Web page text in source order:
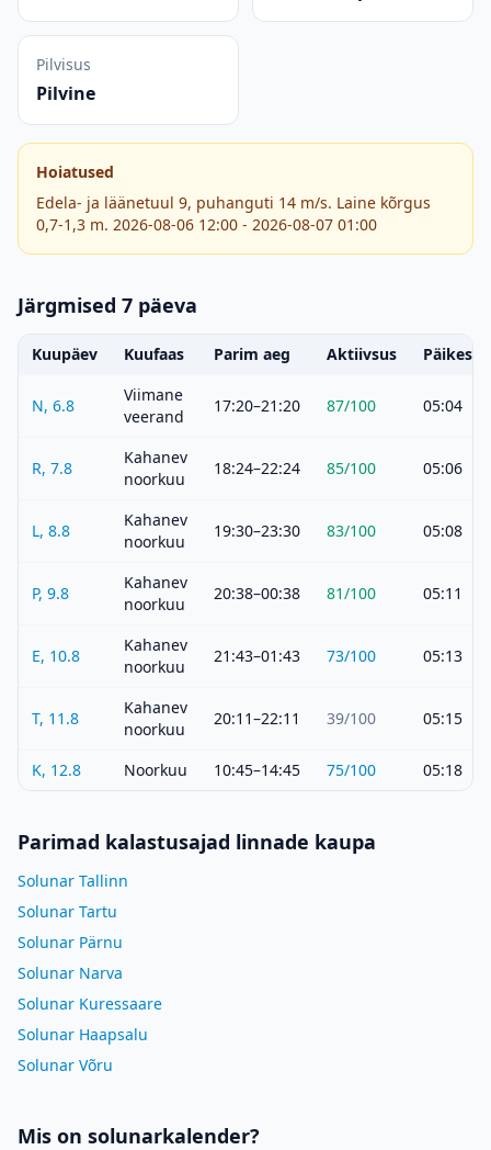
Pilvisus
Pilvine
Hoiatused
Edela- ja läänetuul 9, puhanguti 14 m/s. Laine kõrgus
0,7-1,3 m. 2026-08-06 12:00 - 2026-08-07 01:00
Järgmised 7 päeva
Kuupäev Kuufaas Parim aeg Aktiivsus
N, 6.8
Viimane
veerand
17:20–21:20 87/100 05:04
R, 7.8
Kahanev
noorkuu
18:24–22:24 85/100 05:06
L, 8.8
Kahanev
noorkuu
19:30–23:30 83/100 05:08
P, 9.8
Kahanev
noorkuu
20:38–00:38 81/100 05:11
E, 10.8
Kahanev
noorkuu
21:43–01:43 73/100 05:13
T, 11.8
Kahanev
noorkuu
20:11–22:11 39/100 05:15
K, 12.8 Noorkuu 10:45–14:45 75/100 05:18
Parimad kalastusajad linnade kaupa
Solunar Tallinn
Solunar Tartu
Solunar Pärnu
Solunar Narva
Solunar Kuressaare
Solunar Haapsalu
Solunar Võru
Mis on solunarkalender?